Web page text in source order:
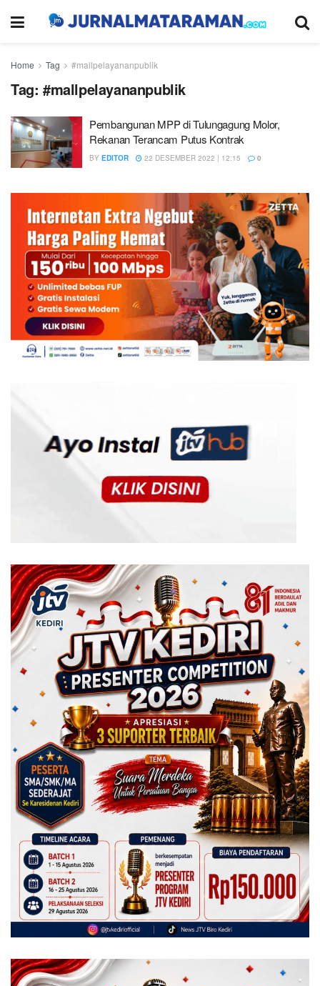
Home Tag #mallpelayananpublik
Tag: #mallpelayananpublik
Pembangunan MPP di Tulungagung Molor,
Rekanan Terancam Putus Kontrak
BY EDITOR 22 DESEMBER 2022 | 12:15 0